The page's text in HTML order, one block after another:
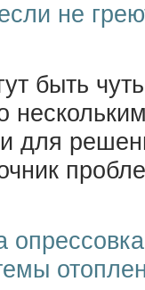
не
быть
для